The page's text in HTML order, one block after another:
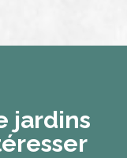
jardins